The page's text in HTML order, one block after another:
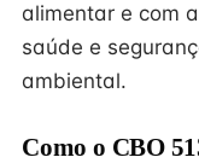
alimentar e com
saúde e
ambiental.
Como o CBO